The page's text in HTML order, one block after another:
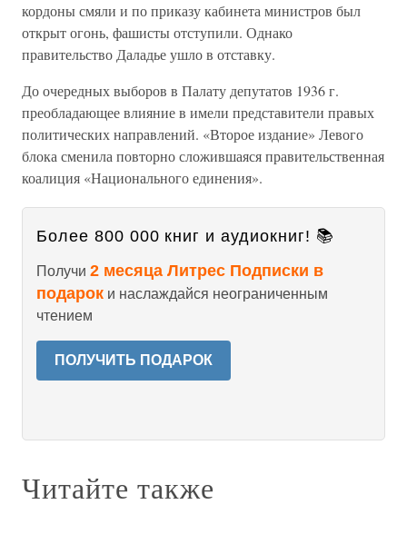
кордоны смяли и по приказу кабинета министров был
открыт огонь, фашисты отступили. Однако
правительство Даладье ушло в отставку.
До очередных выборов в Палату депутатов 1936 г.
преобладающее влияние в имели представители правых
политических направлений. «Второе издание» Левого
блока сменила повторно сложившаяся правительственная
коалиция «Национального единения».
Более 800 000 книг и аудиокниг! 📚
Получи 2 месяца Литрес Подписки в
подарок и наслаждайся неограниченным
чтением
ПОЛУЧИТЬ ПОДАРОК
Читайте также